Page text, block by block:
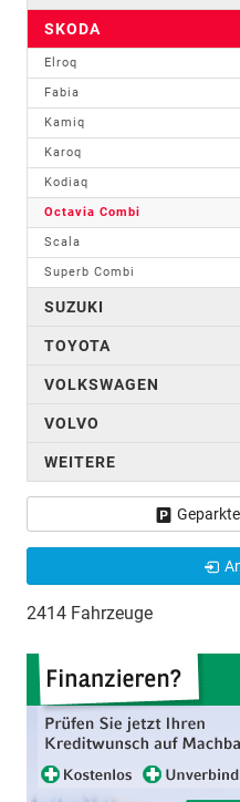
SKODA
Elroq
Fabia
Kamiq
Karoq
Kodiaq
Octavia Combi
Scala
Superb Combi
SUZUKI
TOYOTA
VOLKSWAGEN
VOLVO
WEITERE
2414 Fahrzeuge